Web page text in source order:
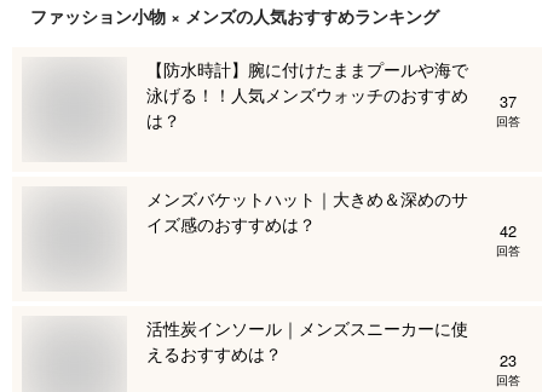
ファッション小物 × メンズの人気おすすめランキング
【防水時計】腕に付けたままプールや海で
泳げる！！人気メンズウォッチのおすすめ
は？
37
回答
メンズバケットハット｜大きめ＆深めのサ
イズ感のおすすめは？
42
回答
活性炭インソール｜メンズスニーカーに使
えるおすすめは？
23
回答